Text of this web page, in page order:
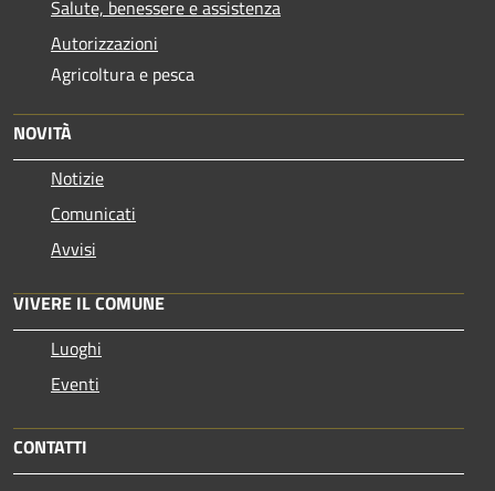
Salute, benessere e assistenza
Autorizzazioni
Agricoltura e pesca
NOVITÀ
Notizie
Comunicati
Avvisi
VIVERE IL COMUNE
Luoghi
Eventi
CONTATTI